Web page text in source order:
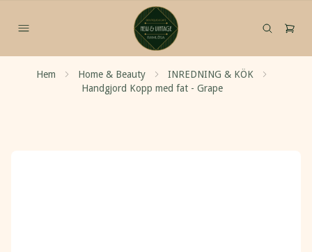
Hem Home & Beauty
INREDNING & KÖK
Handgjord Kopp med fat - Grape